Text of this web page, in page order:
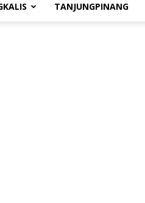
TANJUNGPINANG